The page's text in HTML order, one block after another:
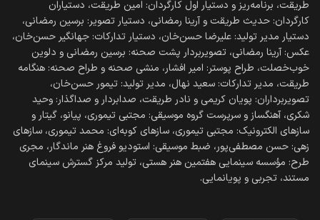
طریقت، برنامه‌ریز و دستیار اول کارگردان: امین طریقت، دستیاران
کارگردان: حدیث طریقت و آرینا رمضانی، دستیار تصویر: برسین رمضانی،
دستیار مدیر تولید: علیرضا حسن‌خان، دستیار تدارکات: جهانگیر حسن‌خان،
عکس: آرینا رمضانی، تصویربردار پشت صحنه: برسین رمضانی و دلوین
خوب‌خصلت، طراح پوستر: امیر افشار، منشی صحنه و طراح صحنه: هنگامه
طریقت، مدیر تدارکات: سعید نهال، مدیر تولید: تیمور حسن‌خان،
تصویربرداران: پویان کریمی و نادر طریقت، صدابردار و صداگذار: وحید
شکری، آهنگساز و سرپرست گروه موسیقی: مجتبی تیموری، پیانو، گیتار و
سازهای الکترونیک: مجتبی تیموری، سازهای کوبه‌ای: محمد تیموری، سازهای
زهی: حسن مصطفی‌پور، ضبط موسیقی: استودیو فروغ هنر ماندگار، مجری
طرح: مؤسسه سینمایی هفتمین هنر هستی، تولید مرکز گسترش سینمای
مستند، تجربی و پویانمایی.